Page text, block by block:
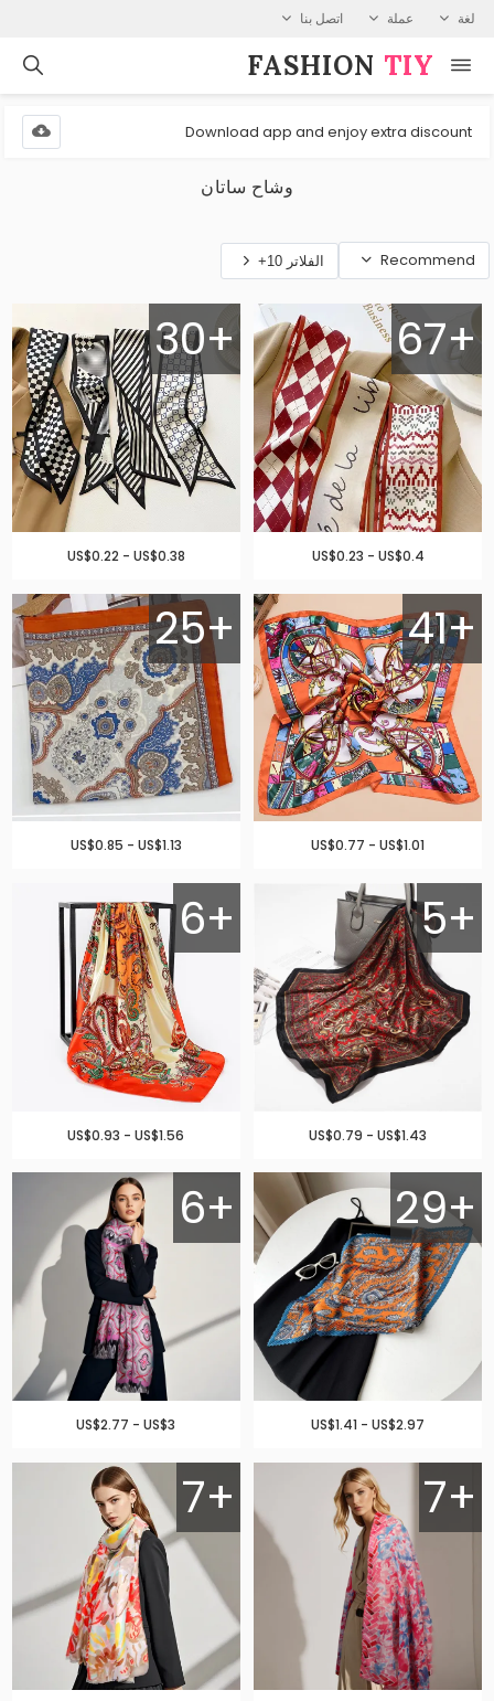
لغة عملة اتصل بنا
FASHION⁠ TIY
Download app and enjoy extra discount
وشاح ساتان
Recommend الفلاتر 10+
67+
US$0.23 - US$0.4
30+
US$0.22 - US$0.38
41+
US$0.77 - US$1.01
25+
US$0.85 - US$1.13
5+
US$0.79 - US$1.43
6+
US$0.93 - US$1.56
29+
US$1.41 - US$2.97
6+
US$2.77 - US$3
7+
7+